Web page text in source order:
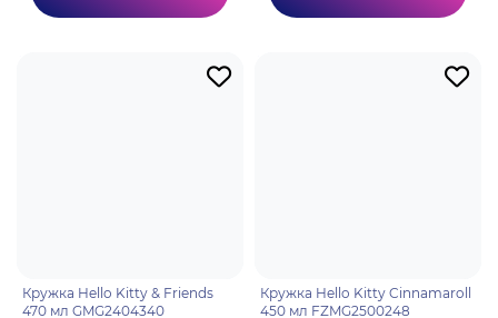
Кружка Hello Kitty & Friends
470 мл GMG2404340
Кружка Hello Kitty Cinnamaroll
450 мл FZMG2500248